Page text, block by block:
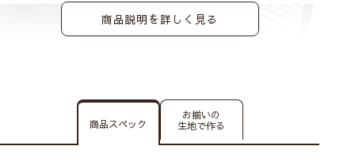
商品説明を詳しく見る
商品スペック
お揃いの
生地で作る